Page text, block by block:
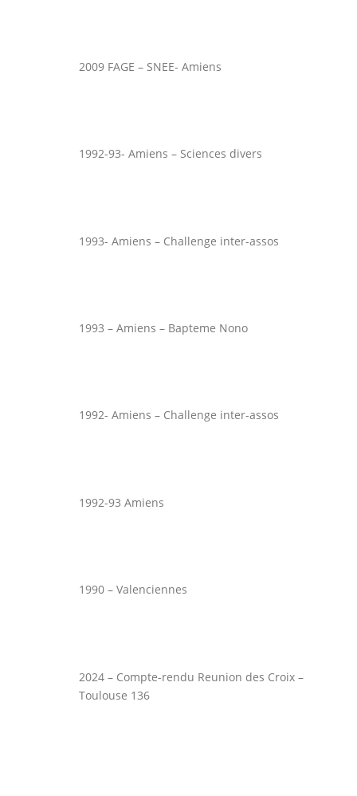
2009 FAGE – SNEE- Amiens
1992-93- Amiens – Sciences divers
1993- Amiens – Challenge inter-assos
1993 – Amiens – Bapteme Nono
1992- Amiens – Challenge inter-assos
1992-93 Amiens
1990 – Valenciennes
2024 – Compte-rendu Reunion des Croix –
Toulouse 136